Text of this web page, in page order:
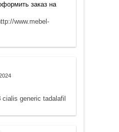
заказ на
www.mebel-
cialis generic tadalafil